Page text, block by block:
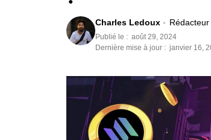
Charles Ledoux
Publié le : août 29, 2024
Dernière mise à jour : janvier 16,